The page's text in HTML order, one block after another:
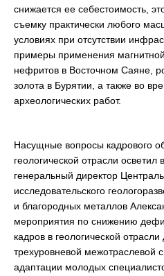
снижается ее себестоимость,
съемку практически любого
условиях при отсутствии
примеры применения
нефритов в Восточном Саяне,
золота в Бурятии, а также во
археологических работ.
Насущные вопросы кадрового
геологической отрасли осветил
генеральный директор
исследовательского
и благородных металлов
мероприятия по снижению
кадров в геологической
трехуровневой межотраслевой
адаптации молодых